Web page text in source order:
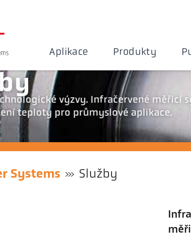
Aplikace Produkty
výzvy. Infračervené měřicí
teploty pro průmyslové aplikace.
Systems Služby